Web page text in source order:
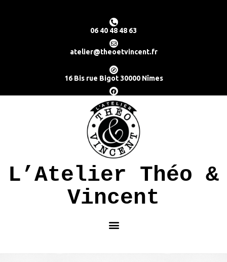
06 40 48 48 63
atelier@theoetvincent.fr
16 Bis rue Bigot 30000 Nîmes
L’Atelier Théo &
Vincent